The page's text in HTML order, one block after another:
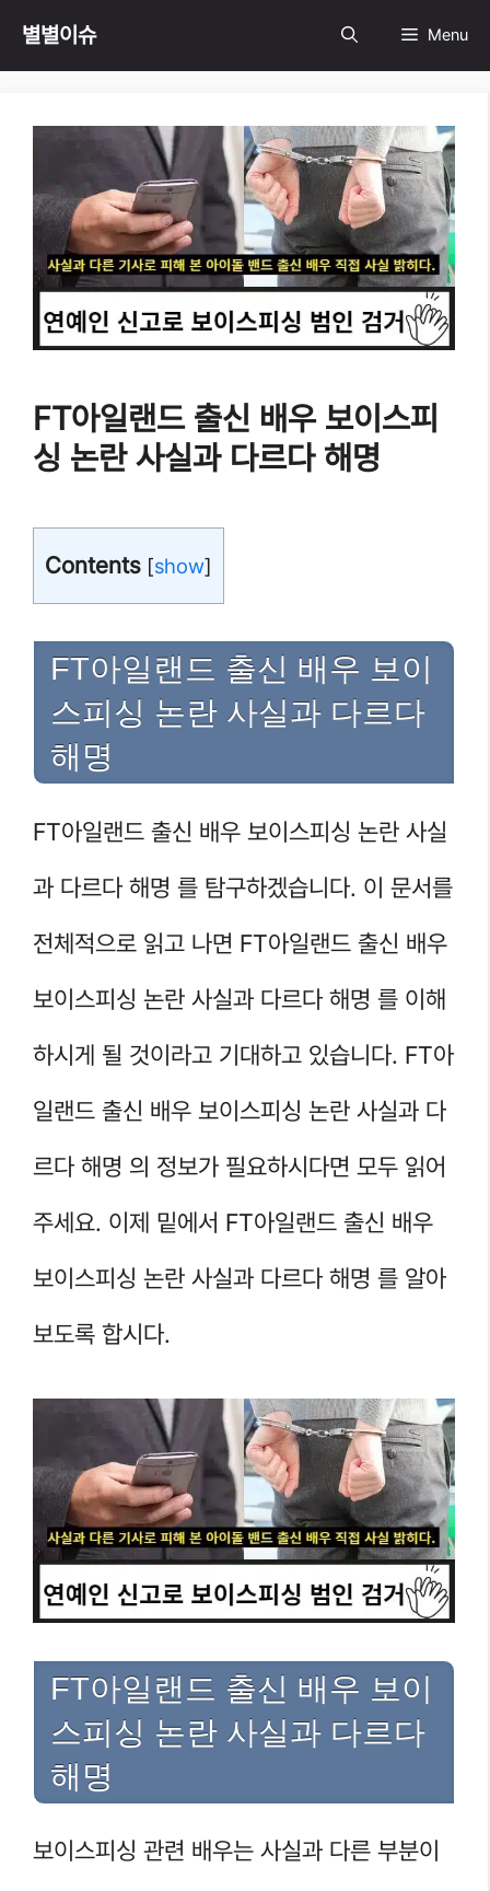
Skip
content
별별이슈 Menu
FT아일랜드 출신 배우 보이스피
싱 논란 사실과 다르다 해명
Contents [show]
FT아일랜드 출신 배우 보이
스피싱 논란 사실과 다르다
해명
FT아일랜드 출신 배우 보이스피싱 논란 사실
과 다르다 해명 를 탐구하겠습니다. 이 문서를
전체적으로 읽고 나면 FT아일랜드 출신 배우
보이스피싱 논란 사실과 다르다 해명 를 이해
하시게 될 것이라고 기대하고 있습니다. FT아
일랜드 출신 배우 보이스피싱 논란 사실과 다
르다 해명 의 정보가 필요하시다면 모두 읽어
주세요. 이제 밑에서 FT아일랜드 출신 배우
보이스피싱 논란 사실과 다르다 해명 를 알아
보도록 합시다.
FT아일랜드 출신 배우 보이
스피싱 논란 사실과 다르다
해명
보이스피싱 관련 배우는 사실과 다른 부분이